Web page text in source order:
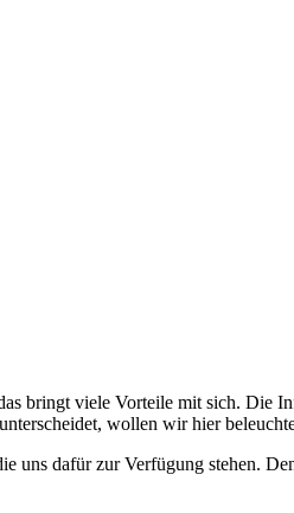
bringt viele Vorteile mit sich. Die
wollen wir hier
uns dafür zur Verfügung stehen.